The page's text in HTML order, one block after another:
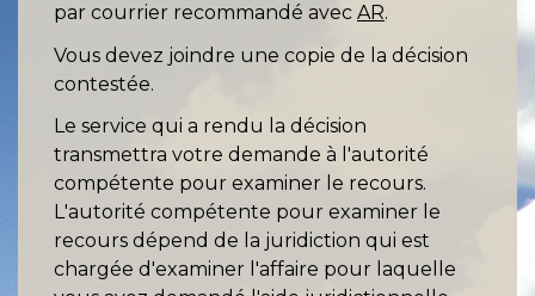
par courrier recommandé avec AR.
Vous devez joindre une copie de la décision
contestée.
Le service qui a rendu la décision
transmettra votre demande à l'autorité
compétente pour examiner le recours.
L'autorité compétente pour examiner le
recours dépend de la juridiction qui est
chargée d'examiner l'affaire pour laquelle